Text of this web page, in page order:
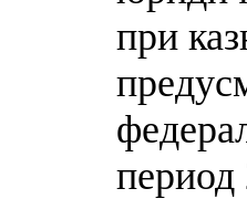
при
период